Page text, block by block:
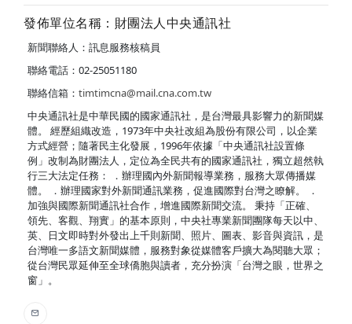
發佈單位名稱：財團法人中央通訊社
新聞聯絡人：訊息服務核稿員
聯絡電話：02-25051180
聯絡信箱： timtimcna@mail.cna.com.tw
中央通訊社是中華民國的國家通訊社，是台灣最具影響力的新聞媒
體。 經歷組織改造，1973年中央社改組為股份有限公司，以企業
方式經營；隨著民主化發展，1996年依據「中央通訊社設置條
例」改制為財團法人，定位為全民共有的國家通訊社，獨立超然執
行三大法定任務： ．辦理國內外新聞報導業務，服務大眾傳播媒
體。 ．辦理國家對外新聞通訊業務，促進國際對台灣之瞭解。 ．
加強與國際新聞通訊社合作，增進國際新聞交流。 秉持「正確、
領先、客觀、翔實」的基本原則，中央社專業新聞團隊每天以中、
英、日文即時對外發出上千則新聞、照片、圖表、影音與資訊，是
台灣唯一多語文新聞媒體，服務對象從媒體客戶擴大為閱聽大眾；
從台灣民眾延伸至全球僑胞與讀者，充分扮演「台灣之眼，世界之
窗」。